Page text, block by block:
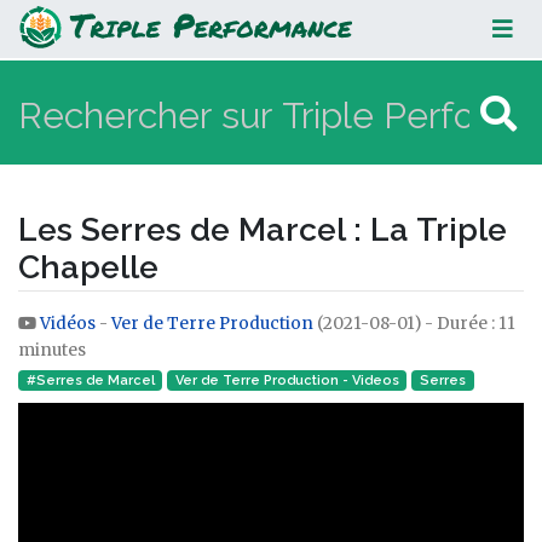
Les Serres de Marcel : La Triple
Chapelle
Les Serres de Marcel : La Triple
Chapelle
Aller à :navigation,rechercher
Vidéos -Ver de Terre Production (2021-08-01) - Durée : 11
minutes
#Serres de Marcel Ver de Terre Production - Videos Serres